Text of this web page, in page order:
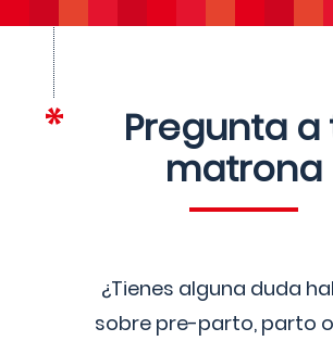
Pregunta a
matrona
¿Tienes alguna duda
sobre pre-parto, parto